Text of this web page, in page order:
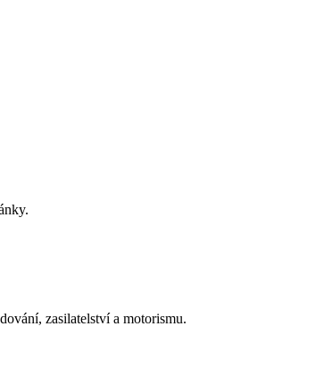
zasilatelství a motorismu.